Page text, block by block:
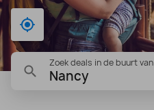
Bij mij in de buurt
Zoek deals in de buurt van
Nancy